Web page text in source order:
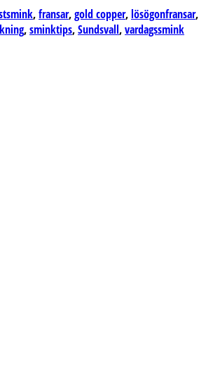
,fransar,gold copper,lösögonfransar,
,sminktips,Sundsvall,vardagssmink